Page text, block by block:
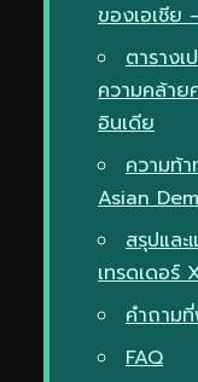
ของเอเชีย
ตารางเ
ความคล้าย
อินเดีย
ความท้
Asian
สรุปแล
เทรดเดอร์
คำถาม
FAQ